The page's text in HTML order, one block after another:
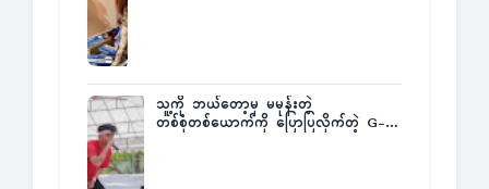
သူ့ကို ဘယ်တော့မှ မမုန်းတဲ့
တစ်စုံတစ်ယောက်ကို ပြောပြလိုက်တဲ့ G-